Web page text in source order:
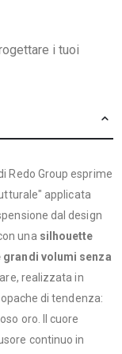
i tuoi
Redo Group esprime
applicata
dal design
una silhouette
volumi senza
realizzata in
di tendenza:
oro. Il cuore
continuo in